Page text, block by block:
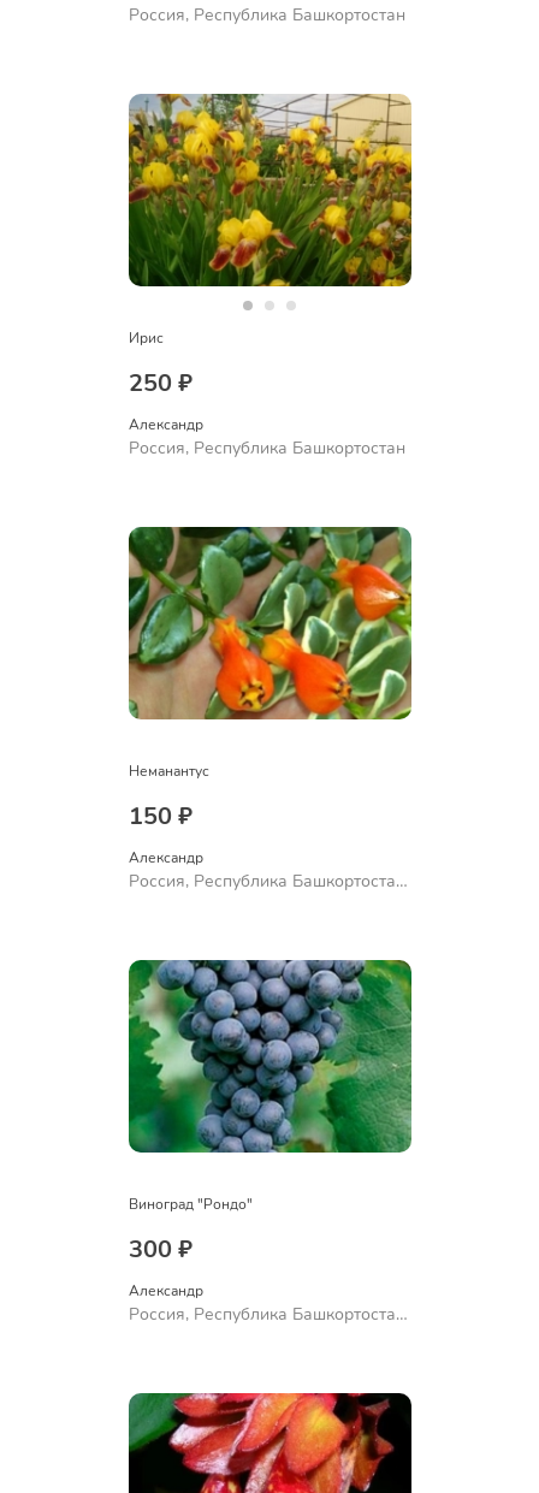
Россия, Республика Башкортостан
Ирис
250 ₽
Александр
Россия, Республика Башкортостан
Неманантус
150 ₽
Александр
Россия, Республика Башкортостан,
Виноград "Рондо"
300 ₽
Александр
Россия, Республика Башкортостан,